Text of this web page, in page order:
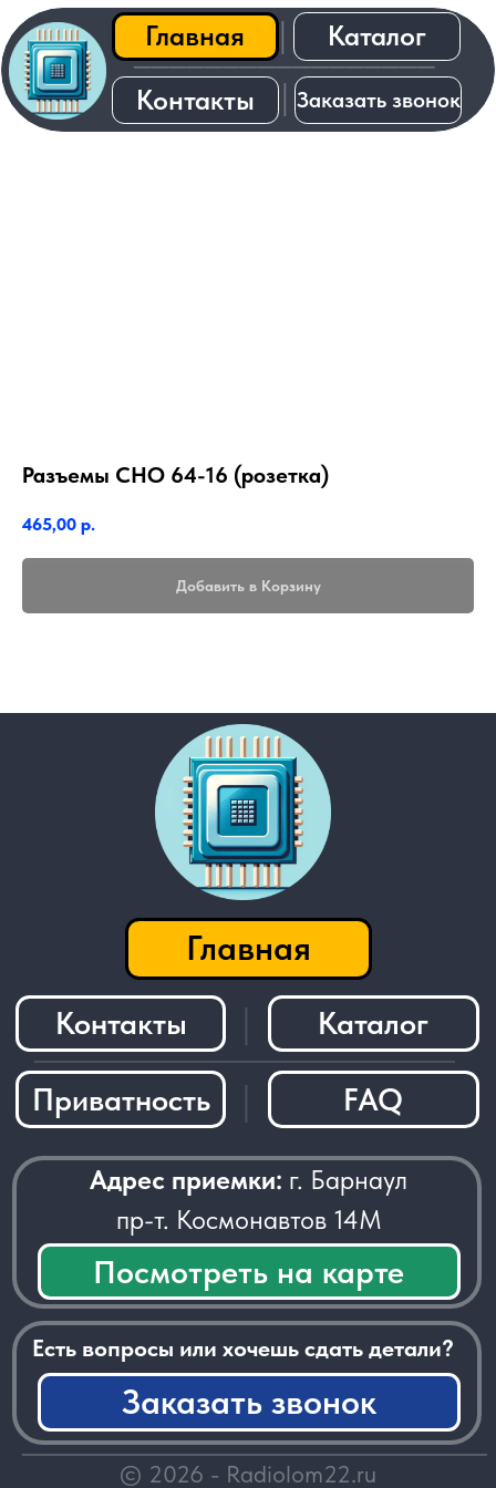
Главная Каталог
Контакты
─────────────────
Заказать звонок
│
Разъемы СНО 64-16 (розетка)
465,00 р.
Добавить в Корзину
───────────────────
│
Каталог
FAQ
─────────────────────
© 2026 - Radiolom22.ru
Есть вопросы или хочешь сдать детали?
Заказать звонок
Посмотреть на карте
Адрес приемки:г. Барнаул
пр-т. Космонавтов 14М